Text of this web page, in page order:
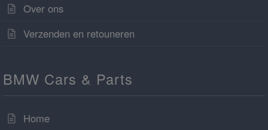
Over ons
Verzenden en retouneren
BMW Cars & Parts
Home